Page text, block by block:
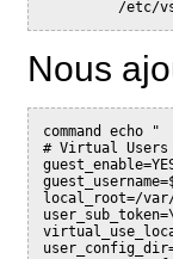
Nous
command echo "
# Virtual
local_root=/